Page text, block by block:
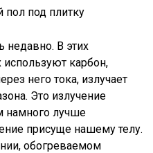
пол под плитку
недавно. В этих
используют карбон,
него тока, излучает
Это излучение
намного лучше
присуще нашему телу.
обогреваемом